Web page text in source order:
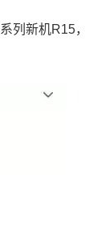
列新机R15，